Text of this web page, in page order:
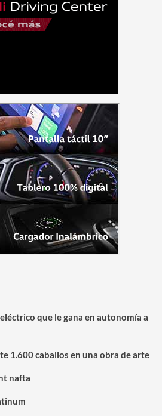
que le gana en autonomía a
1.600 caballos en una obra de arte
nafta